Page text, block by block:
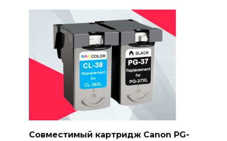
Совместимый картридж Canon PG-